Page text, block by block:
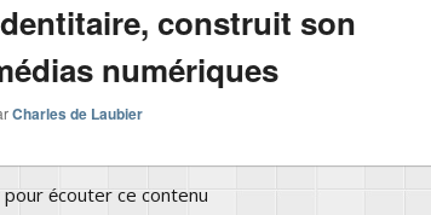
construit son
numériques
Charles de Laubier
pour écouter ce contenu